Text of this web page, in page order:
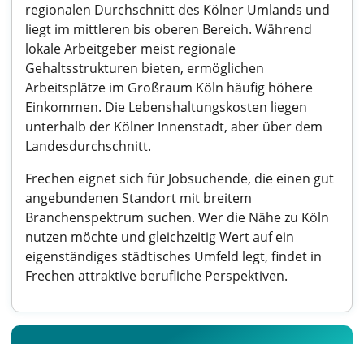
regionalen Durchschnitt des Kölner Umlands und
liegt im mittleren bis oberen Bereich. Während
lokale Arbeitgeber meist regionale
Gehaltsstrukturen bieten, ermöglichen
Arbeitsplätze im Großraum Köln häufig höhere
Einkommen. Die Lebenshaltungskosten liegen
unterhalb der Kölner Innenstadt, aber über dem
Landesdurchschnitt.
Frechen eignet sich für Jobsuchende, die einen gut
angebundenen Standort mit breitem
Branchenspektrum suchen. Wer die Nähe zu Köln
nutzen möchte und gleichzeitig Wert auf ein
eigenständiges städtisches Umfeld legt, findet in
Frechen attraktive berufliche Perspektiven.